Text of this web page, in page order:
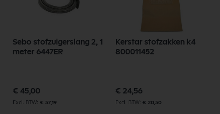
Sebo stofzuigerslang 2, 1
meter 6447ER
€ 45,00
€ 37,19
Kerstar stofzakken k4
800011452
€ 24,56
€ 20,30